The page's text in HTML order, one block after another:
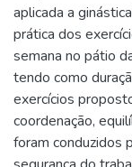
aplicada a
prática dos
semana no pátio
tendo como
exercícios
coordenação,
foram conduzidos